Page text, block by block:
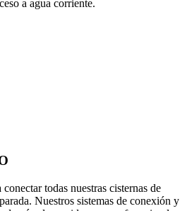
a agua corriente.
todas nuestras cisternas de
Nuestros sistemas de conexión y